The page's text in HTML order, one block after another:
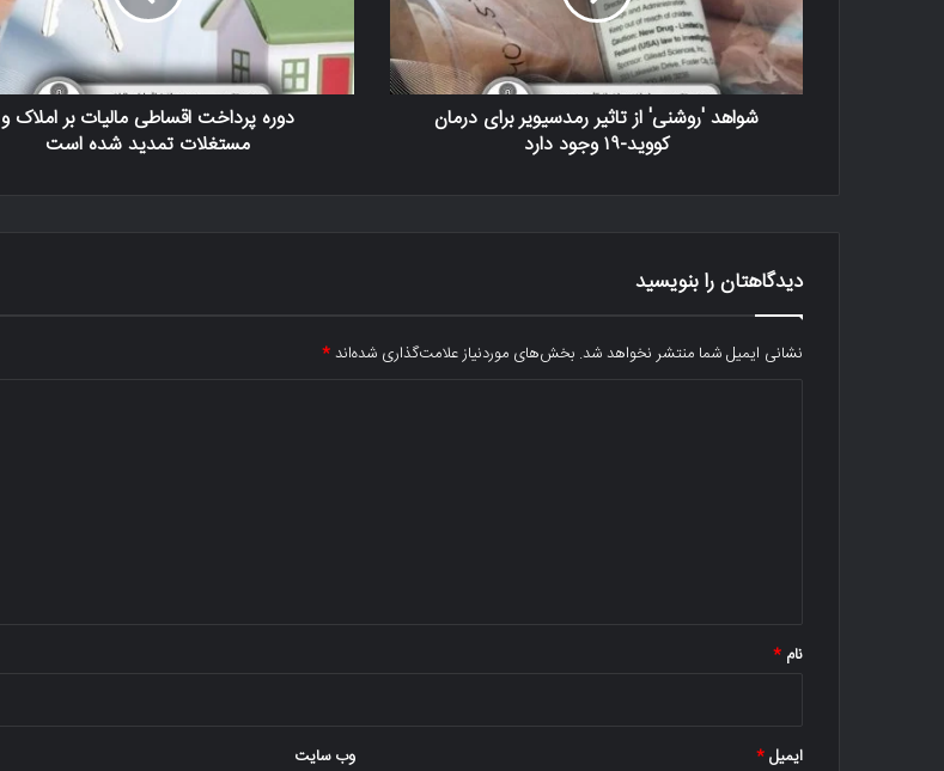
شواهد 'روشنی' از تاثیر رمدسیویر برای درمان
کووید-۱۹ وجود دارد
دوره پرداخت اقساطی مالیات بر املاک و
مستغلات تمدید شده است
دیدگاهتان را بنویسید
نشانی ایمیل شما منتشر نخواهد شد. بخش‌های موردنیاز علامت‌گذاری شده‌اند*
نام *
ایمیل* وب‌ سایت